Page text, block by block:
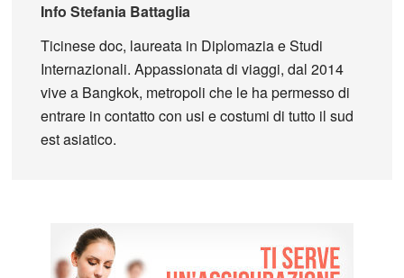
InfoStefania Battaglia
Ticinese doc, laureata in Diplomazia e Studi
Internazionali. Appassionata di viaggi, dal 2014
vive a Bangkok, metropoli che le ha permesso di
entrare in contatto con usi e costumi di tutto il sud
est asiatico.